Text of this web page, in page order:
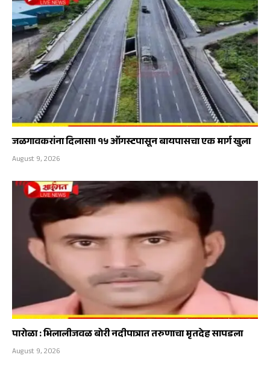
जळगावकरांना दिलासा! १५ ऑगस्टपासून बायपासचा एक मार्ग खुला
August 9, 2026
पारोळा : भिलालीजवळ बोरी नदीपात्रात तरुणाचा मृतदेह सापडला
August 9, 2026